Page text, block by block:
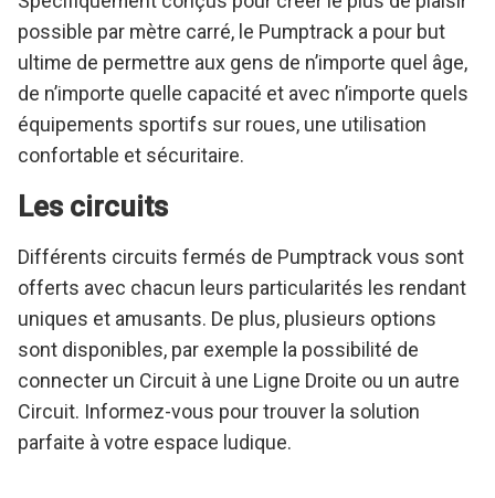
possible par mètre carré, le Pumptrack a pour but
ultime de permettre aux gens de n’importe quel âge,
de n’importe quelle capacité et avec n’importe quels
équipements sportifs sur roues, une utilisation
confortable et sécuritaire.
Les circuits
Différents circuits fermés de Pumptrack vous sont
offerts avec chacun leurs particularités les rendant
uniques et amusants. De plus, plusieurs options
sont disponibles, par exemple la possibilité de
connecter un Circuit à une Ligne Droite ou un autre
Circuit. Informez-vous pour trouver la solution
parfaite à votre espace ludique.